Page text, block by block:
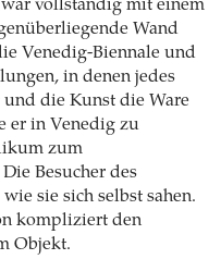
vollständig mit einem
Wand
Venedig-Biennale und
in denen jedes
und die Kunst die Ware
er in Venedig zu
zum
Besucher des
sie sich selbst sahen.
kompliziert den
Objekt.